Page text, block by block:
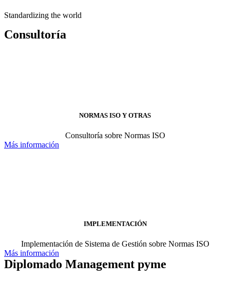
Standardizing the world
Consultoría
NORMAS ISO Y OTRAS
Consultoría sobre Normas ISO
Más información
IMPLEMENTACIÓN
Implementación de Sistema de Gestión sobre Normas ISO
Más información
Diplomado Management pyme